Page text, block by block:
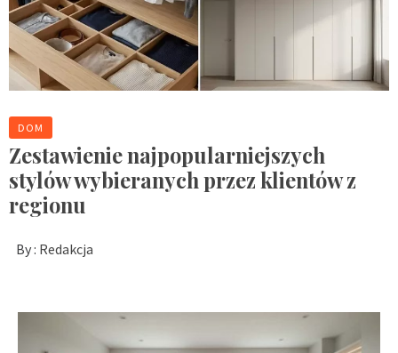
DOM
Zestawienie najpopularniejszych
stylów wybieranych przez klientów z
regionu
By : Redakcja